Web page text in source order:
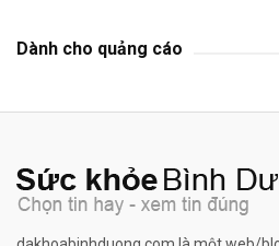
Dành cho quảng cáo